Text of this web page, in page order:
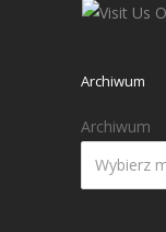
Archiwum
Archiwum
Wybierz